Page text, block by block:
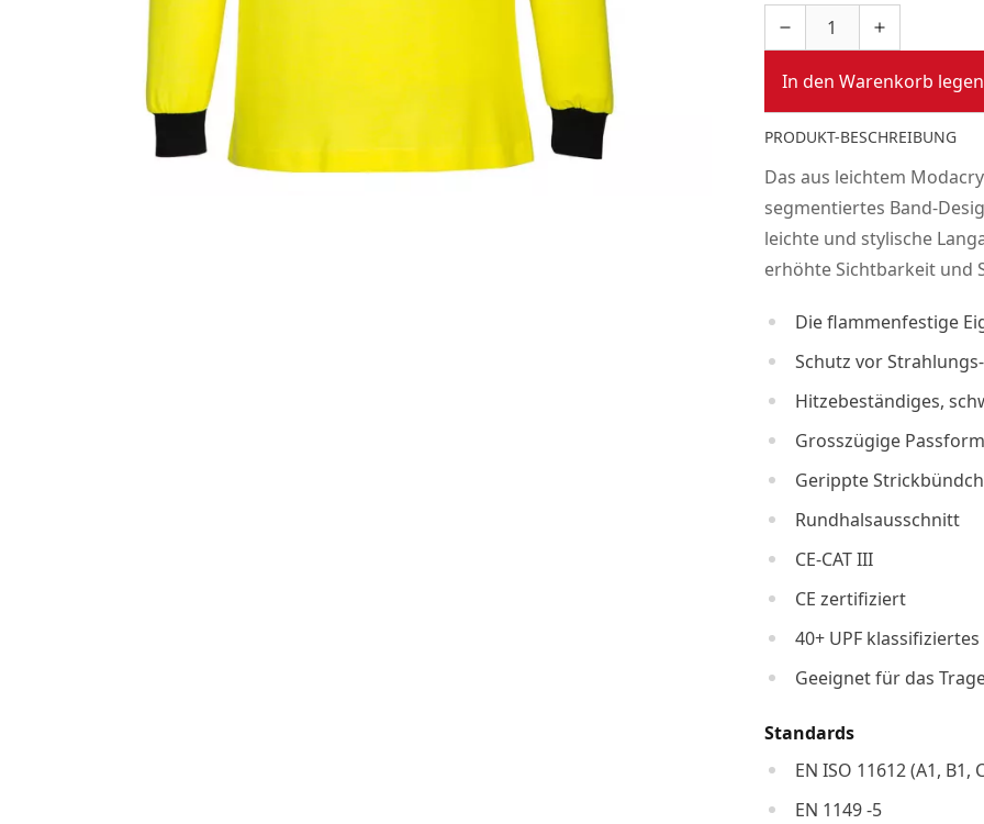
In den Warenkorb legen
PRODUKT-BESCHREIBUNG
Das aus leichtem
segmentiertes Band-
leichte und stylische
erhöhte Sichtbarkeit und
Die flammenfestige
Schutz vor
Hitzebeständiges,
Grosszügige Passform
Gerippte
Rundhalsausschnitt
CE-CAT III
CE zertifiziert
40+ UPF
Geeignet für das
Standards
EN ISO 11612 (A1, B1,
EN 1149 -5